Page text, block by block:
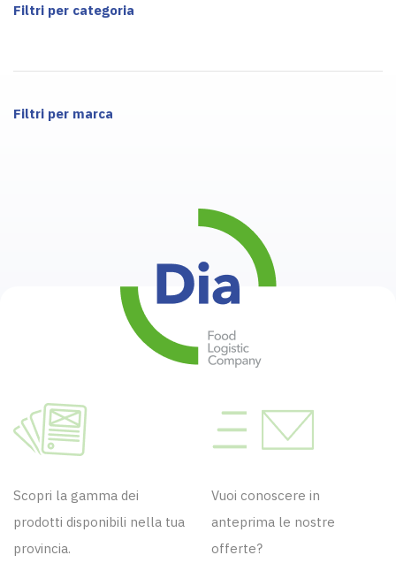
Filtri per categoria
Filtri per marca
Scopri la gamma dei
prodotti disponibili nella tua
provincia.
Vuoi conoscere in
anteprima le nostre
offerte?